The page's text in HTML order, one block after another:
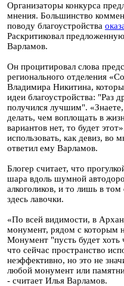
Организаторы конкурса
мнения. Большинство
поводу благоустройства
Раскритиковал
Варламов.
Он процитировал слова
регионального отделения
Владимира Никитина,
идеи благоустройства: "Раз
получился лучшим".
делать, чем воплощать в
вариантов нет, то будет
использовать, как девиз, во
ответил ему Варламов.
Блогер считает, что
шара вдоль шумной
алкоголиков, и то лишь в том
здесь лавочки.
«По всей видимости, в
монумент, рядом с которым
Монумент "пусть будет
что сейчас пространство
неэффективно, но это не
любой монумент или
- считает Илья Варламов.